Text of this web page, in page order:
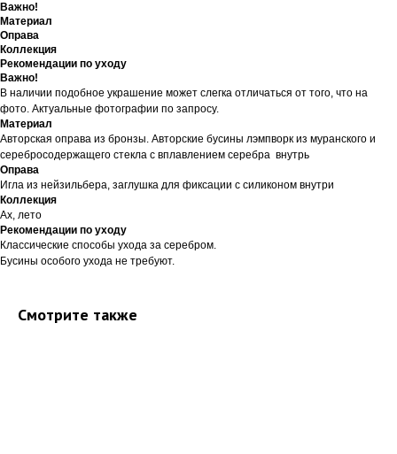
Важно!
Материал
Оправа
Коллекция
Рекомендации по уходу
Важно!
В наличии подобное украшение может слегка отличаться от того, что на
фото. Актуальные фотографии по запросу.
Материал
Авторская оправа из бронзы. Авторские бусины лэмпворк из муранского и
серебросодержащего стекла с вплавлением серебра внутрь
Оправа
Игла из нейзильбера, заглушка для фиксации с силиконом внутри
Коллекция
Ах, лето
Рекомендации по уходу
Классические способы ухода за серебром.
Бусины особого ухода не требуют.
Смотрите также